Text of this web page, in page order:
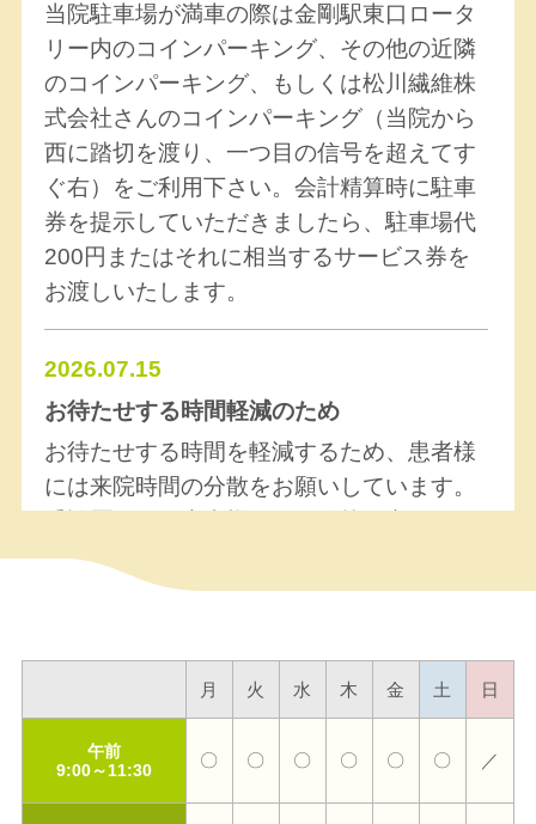
当院駐車場が満車の際は金剛駅東口ロータ
リー内のコインパーキング、その他の近隣
のコインパーキング、もしくは松川繊維株
式会社さんのコインパーキング（当院から
西に踏切を渡り、一つ目の信号を超えてす
ぐ右）をご利用下さい。会計精算時に駐車
券を提示していただきましたら、駐車場代
200円またはそれに相当するサービス券を
お渡しいたします。
2026.07.15
お待たせする時間軽減のため
お待たせする時間を軽減するため、患者様
には来院時間の分散をお願いしています。
りましたら、前日まではご予約が可能で
す。当日のご予約はお取りしていません。
うに予約を取っておりませんので、早期の
受診をお願いいたします。待ち時間が出て
していただくことも可能です。ご協力をよ
ろしくお願いいたします。
月 火 水 木 金 土 日
午前
9:00～11:30
〇 〇 〇 〇 〇 〇 ／